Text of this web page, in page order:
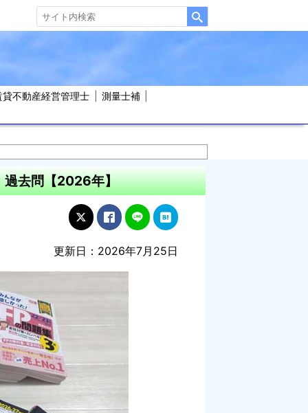
貸不動産経営管理士 測量士補
過去問【2026年】
更新日：2026年7月25日